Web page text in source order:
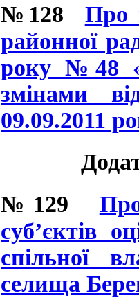
№128
Про
районної
року №48
змінами
09.09.2011
№129
суб’єктів
спільної
селища